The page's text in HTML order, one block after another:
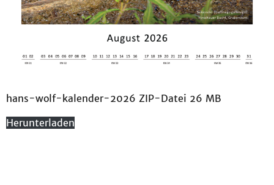
hans-wolf-kalender-2026 ZIP-Datei 26 MB
Herunterladen